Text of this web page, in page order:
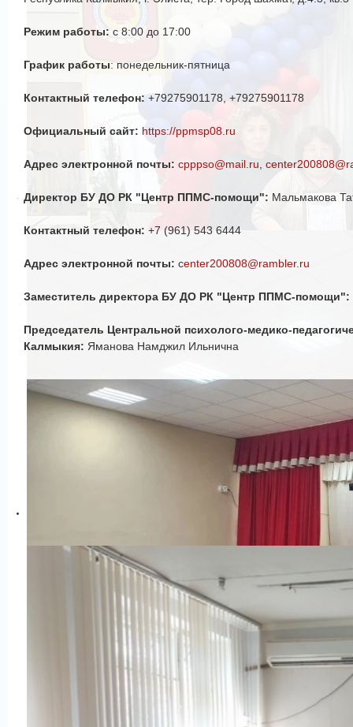
Режим работы: с 8:00 до 17:00
График работы: понедельник-пятница
Контактный телефон: +79275901178 , +79275901178
Официальный сайт: https://ppmsp08.ru
Адрес электронной почты: cpppso@mail.ru
Директор БУ ДО РК "Центр ППМС-помощи": Мальмакова
Контактный телефон: +7 (961) 543 6444
Адрес электронной почты: сenter200808@rambler.ru
Заместитель директора БУ ДО РК "Центр ППМС-помощи":
Председатель Центральной психолого-медико-
Калмыкия: Яманова Намджил Ильнична